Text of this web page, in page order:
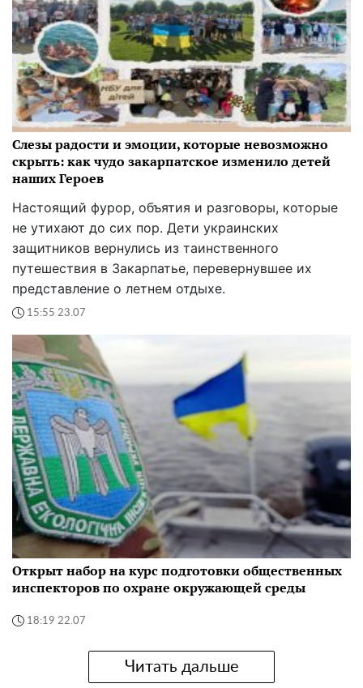
Слезы радости и эмоции, которые невозможно
скрыть: как чудо закарпатское изменило детей
наших Героев
Настоящий фурор, объятия и разговоры, которые
не утихают до сих пор. Дети украинских
защитников вернулись из таинственного
путешествия в Закарпатье, перевернувшее их
представление о летнем отдыхе.
15:55 23.07
Открыт набор на курс подготовки общественных
инспекторов по охране окружающей среды
18:19 22.07
Читать дальше